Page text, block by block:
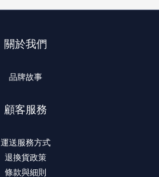
關於我們
品牌故事
顧客服務
運送服務方式
退換貨政策
條款與細則